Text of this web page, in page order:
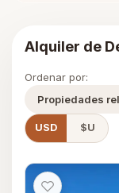
Alquiler de
Ordenar por:
Propiedades
USD $U